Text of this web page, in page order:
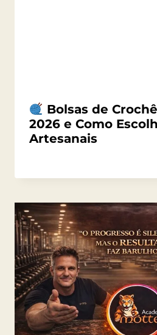
Bolsas de
2026 e Como
Artesanais
Angela
Gerhardt